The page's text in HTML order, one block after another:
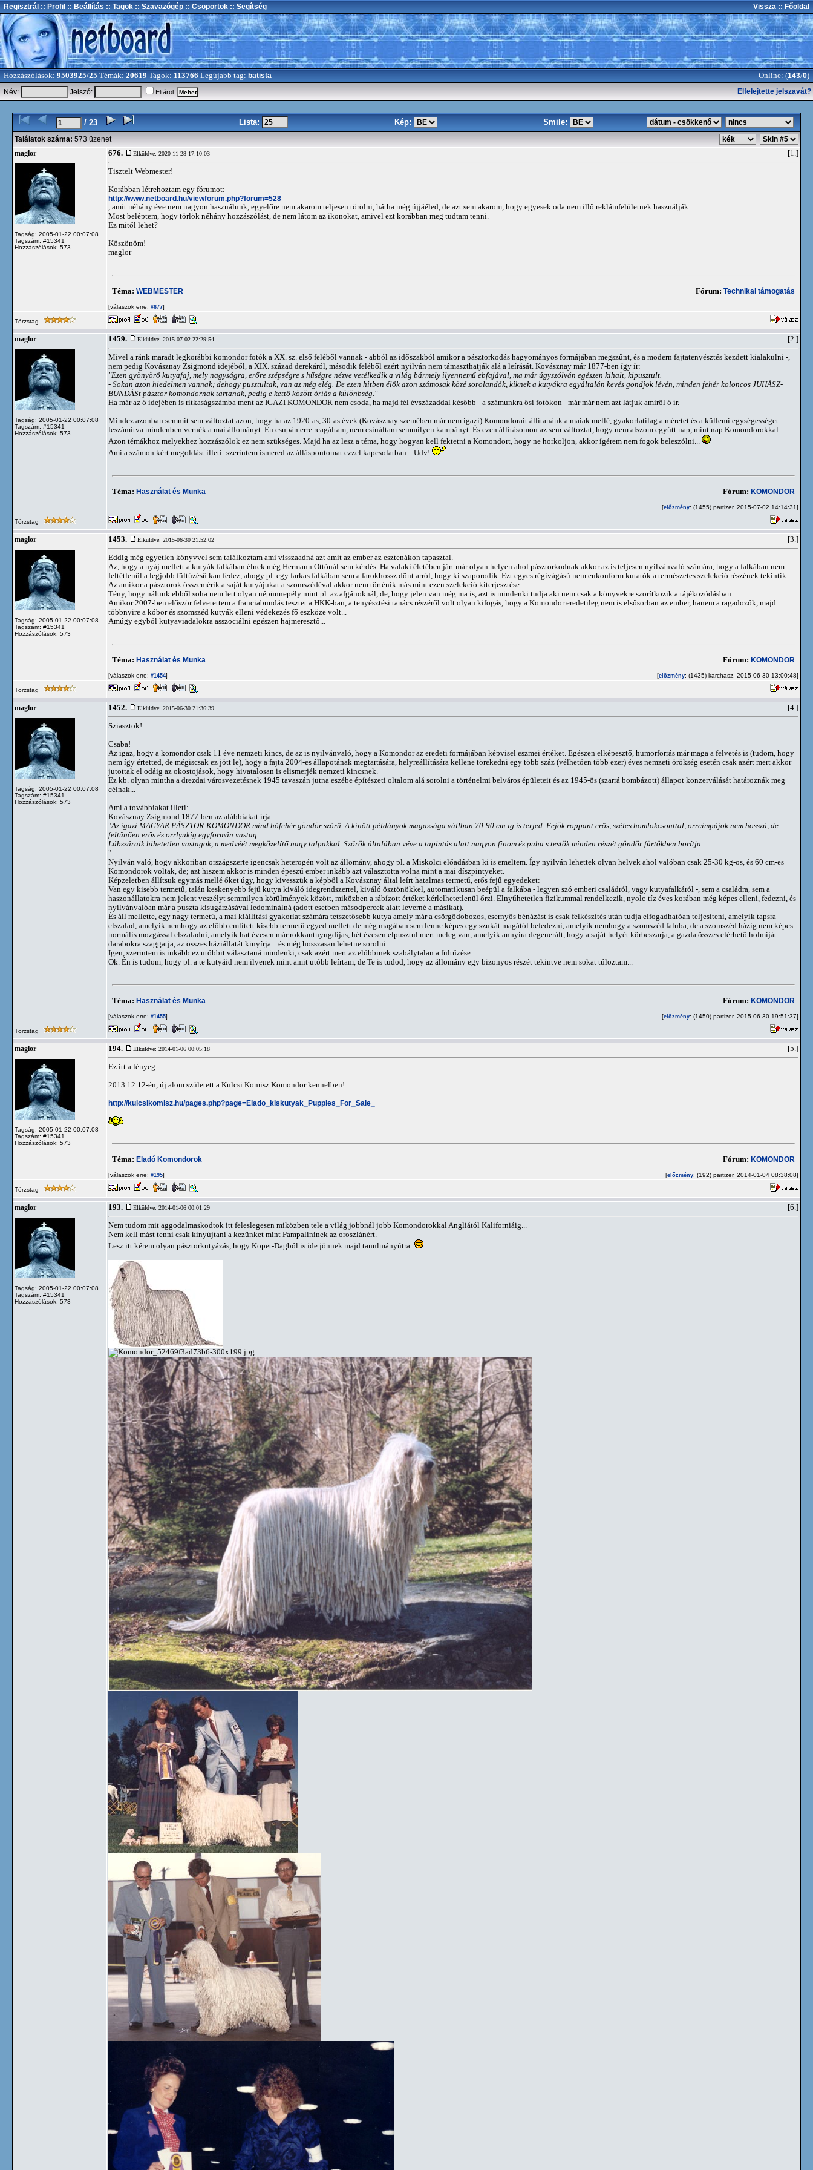
Regisztrál :: Profil :: Beállítás :: Tagok :: Szavazógép :: Csoportok :: Segítség Vissza :: Főoldal
Hozzászólások: 9503925/25 Témák: 20619 Tagok: 113766 Legújabb tag: batista Online: (143/0)
Név: Jelszó: Eltárol Elfelejtette jelszavát?
/ 23 Lista: Kép: Smile:
Találatok száma: 573 üzenet
maglor
Tagság: 2005-01-22 00:07:08
Tagszám: #15341
Hozzászólások: 573
676. Elküldve: 2020-11-28 17:10:03 [1.]
Tisztelt Webmester!
Korábban létrehoztam egy fórumot:
http://www.netboard.hu/viewforum.php?forum=528
, amit néhány éve nem nagyon használunk, egyelőre nem akarom teljesen törölni, hátha még újjáéled, de azt sem akarom, hogy egyesek oda nem illő reklámfelületnek használják.
Most beléptem, hogy törlök néhány hozzászólást, de nem látom az ikonokat, amivel ezt korábban meg tudtam tenni.
Ez mitől lehet?
Köszönöm!
maglor
Téma: WEBMESTER Fórum: Technikai támogatás
[válaszok erre: #677]
Törzstag
maglor
Tagság: 2005-01-22 00:07:08
Tagszám: #15341
Hozzászólások: 573
1459. Elküldve: 2015-07-02 22:29:54 [2.]
Mivel a ránk maradt legkorábbi komondor fotók a XX. sz. első feléből vannak - abból az időszakból amikor a pásztorkodás hagyományos formájában megszűnt, és a modern fajtatenyésztés kezdett kialakulni -,
nem pedig Kovásznay Zsigmond idejéből, a XIX. század derekáról, második feléből ezért nyilván nem támaszthatják alá a leírását. Kovásznay már 1877-ben így ír:
"Ezen gyönyörő kutyafaj, mely nagyságra, erőre szépségre s hűségre nézve vetélkedik a világ bármely ilyennemű ebfajával, ma már úgyszólván egészen kihalt, kipusztult.
- Sokan azon hiedelmen vannak; dehogy pusztultak, van az még elég. De ezen hitben élők azon számosak közé sorolandók, kiknek a kutyákra egyáltalán kevés gondjok lévén, minden fehér koloncos JUHÁSZ-
BUNDÁSt pásztor komondornak tartanak, pedig e kettő között óriás a különbség."
Ha már az ő idejében is ritkaságszámba ment az IGAZI KOMONDOR nem csoda, ha majd fél évszázaddal később - a számunkra ősi fotókon - már már nem azt látjuk amiről ő ír.
Mindez azonban semmit sem változtat azon, hogy ha az 1920-as, 30-as évek (Kovásznay szemében már nem igazi) Komondorait állítanánk a maiak mellé, gyakorlatilag a méretet és a küllemi egységességet
leszámítva mindenben vernék a mai állományt. Én csupán erre reagáltam, nem csináltam semmilyen kampányt. És ezen állításomon az sem változtat, hogy nem alszom együtt nap, mint nap Komondorokkal.
Azon témákhoz melyekhez hozzászólok ez nem szükséges. Majd ha az lesz a téma, hogy hogyan kell fektetni a Komondort, hogy ne horkoljon, akkor ígérem nem fogok beleszólni...
Ami a számon kért megoldást illeti: szerintem ismered az álláspontomat ezzel kapcsolatban... Üdv!
Téma: Használat és Munka Fórum: KOMONDOR
[előzmény: (1455) partizer, 2015-07-02 14:14:31]
Törzstag
maglor
Tagság: 2005-01-22 00:07:08
Tagszám: #15341
Hozzászólások: 573
1453. Elküldve: 2015-06-30 21:52:02 [3.]
Eddig még egyetlen könyvvel sem találkoztam ami visszaadná azt amit az ember az esztenákon tapasztal.
Az, hogy a nyáj mellett a kutyák falkában élnek még Hermann Ottónál sem kérdés. Ha valaki életében járt már olyan helyen ahol pásztorkodnak akkor az is teljesen nyilvánvaló számára, hogy a falkában nem
feltétlenül a legjobb fültűzésű kan fedez, ahogy pl. egy farkas falkában sem a farokhossz dönt arról, hogy ki szaporodik. Ezt egyes régivágású nem eukonform kutatók a természetes szelekció részének tekintik.
Az amikor a pásztorok összemérik a saját kutyájukat a szomszédéval akkor nem történik más mint ezen szelekció kiterjesztése.
Tény, hogy nálunk ebből soha nem lett olyan népünnepély mint pl. az afgánoknál, de, hogy jelen van még ma is, azt is mindenki tudja aki nem csak a könyvekre szorítkozik a tájékozódásban.
Amikor 2007-ben először felvetettem a franciabundás tesztet a HKK-ban, a tenyésztési tanács részéről volt olyan kifogás, hogy a Komondor eredetileg nem is elsősorban az ember, hanem a ragadozók, majd
többnyire a kóbor és szomszéd kutyák elleni védekezés fő eszköze volt...
Amúgy egyből kutyaviadalokra asszociálni egészen hajmeresztő...
Téma: Használat és Munka Fórum: KOMONDOR
[válaszok erre: #1454] [előzmény: (1435) karchasz, 2015-06-30 13:00:48]
Törzstag
maglor
Tagság: 2005-01-22 00:07:08
Tagszám: #15341
Hozzászólások: 573
1452. Elküldve: 2015-06-30 21:36:39 [4.]
Sziasztok!
Csaba!
Az igaz, hogy a komondor csak 11 éve nemzeti kincs, de az is nyilvánvaló, hogy a Komondor az eredeti formájában képvisel eszmei értéket. Egészen elképesztő, humorforrás már maga a felvetés is (tudom, hogy
nem így értetted, de mégiscsak ez jött le), hogy a fajta 2004-es állapotának megtartására, helyreállítására kellene törekedni egy több száz (vélhetően több ezer) éves nemzeti örökség esetén csak azért mert akkor
jutottak el odáig az okostojások, hogy hivatalosan is elismerjék nemzeti kincsnek.
Ez kb. olyan mintha a drezdai városvezetésnek 1945 tavaszán jutna eszébe építészeti oltalom alá sorolni a történelmi belváros épületeit és az 1945-ös (szarrá bombázott) állapot konzerválását határoznák meg
célnak...
Ami a továbbiakat illeti:
Kovásznay Zsigmond 1877-ben az alábbiakat írja:
"Az igazi MAGYAR PÁSZTOR-KOMONDOR mind hófehér göndör szőrű. A kinőtt példányok magassága vállban 70-90 cm-ig is terjed. Fejök roppant erős, széles homlokcsonttal, orrcimpájok nem hosszú, de
feltűnően erős és orrlyukig egyformán vastag.
Lábszáraik hihetetlen vastagok, a medvéét megközelítő nagy talpakkal. Szőrök általában véve a tapintás alatt nagyon finom és puha s testök minden részét göndör fürtökben borítja...
"
Nyilván való, hogy akkoriban országszerte igencsak heterogén volt az állomány, ahogy pl. a Miskolci előadásban ki is emeltem. Így nyilván lehettek olyan helyek ahol valóban csak 25-30 kg-os, és 60 cm-es
Komondorok voltak, de; azt hiszem akkor is minden épeszű ember inkább azt választotta volna mint a mai díszpintyeket.
Képzeletben állítsuk egymás mellé őket úgy, hogy kivesszük a képből a Kovásznay által leírt hatalmas termetű, erős fejű egyedeket:
Van egy kisebb termetű, talán keskenyebb fejű kutya kiváló idegrendszerrel, kiváló ösztönökkel, automatikusan beépül a falkába - legyen szó emberi családról, vagy kutyafalkáról -, sem a családra, sem a
haszonállatokra nem jelent veszélyt semmilyen körülmények között, miközben a rábízott értéket kérlelhetetlenül őrzi. Elnyűhetetlen fizikummal rendelkezik, nyolc-tíz éves korában még képes elleni, fedezni, és
nyilvánvalóan már a puszta kisugárzásával ledominálná (adott esetben másodpercek alatt leverné a másikat).
És áll mellette, egy nagy termetű, a mai kiállítási gyakorlat számára tetszetősebb kutya amely már a csörgődobozos, esernyős bénázást is csak felkészítés után tudja elfogadhatóan teljesíteni, amelyik tapsra
elszalad, amelyik nemhogy az előbb említett kisebb termetű egyed mellett de még magában sem lenne képes egy szukát magától befedezni, amelyik nemhogy a szomszéd faluba, de a szomszéd házig nem képes
normális mozgással elszaladni, amelyik hat évesen már rokkantnyugdíjas, hét évesen elpusztul mert meleg van, amelyik annyira degenerált, hogy a saját helyét körbeszarja, a gazda összes elérhető holmiját
darabokra szaggatja, az összes háziállatát kinyírja... és még hosszasan lehetne sorolni.
Igen, szerintem is inkább ez utóbbit választaná mindenki, csak azért mert az előbbinek szabálytalan a fültűzése...
Ok. Én is tudom, hogy pl. a te kutyáid nem ilyenek mint amit utóbb leírtam, de Te is tudod, hogy az állomány egy bizonyos részét tekintve nem sokat túloztam...
Téma: Használat és Munka Fórum: KOMONDOR
[válaszok erre: #1455] [előzmény: (1450) partizer, 2015-06-30 19:51:37]
Törzstag
maglor
Tagság: 2005-01-22 00:07:08
Tagszám: #15341
Hozzászólások: 573
194. Elküldve: 2014-01-06 00:05:18 [5.]
Ez itt a lényeg:
2013.12.12-én, új alom született a Kulcsi Komisz Komondor kennelben!
http://kulcsikomisz.hu/pages.php?page=Elado_kiskutyak_Puppies_For_Sale_
Téma: Eladó Komondorok Fórum: KOMONDOR
[válaszok erre: #195] [előzmény: (192) partizer, 2014-01-04 08:38:08]
Törzstag
maglor
Tagság: 2005-01-22 00:07:08
Tagszám: #15341
Hozzászólások: 573
193. Elküldve: 2014-01-06 00:01:29 [6.]
Nem tudom mit aggodalmaskodtok itt feleslegesen miközben tele a világ jobbnál jobb Komondorokkal Angliától Kaliforniáig...
Nem kell mást tenni csak kinyújtani a kezünket mint Pampalininek az oroszlánért.
Lesz itt kérem olyan pásztorkutyázás, hogy Kopet-Dagból is ide jönnek majd tanulmányútra: